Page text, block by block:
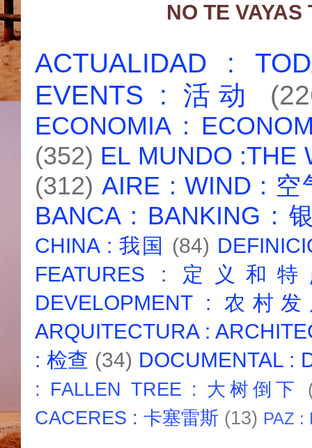
NO TE
ACTUALIDAD :
EVENTS : 活动
ECONOMIA :
(352) EL MUNDO :THE
(312) AIRE : WIND : 空
BANCA : BANKING :
CHINA : 我国 (84)
FEATURES : 定义和
DEVELOPMENT : 农村
ARQUITECTURA :
: 检查 (34) DOCUMENTAL :
: FALLEN TREE : 大树倒下
CACERES : 卡塞雷斯 (13) PAZ :